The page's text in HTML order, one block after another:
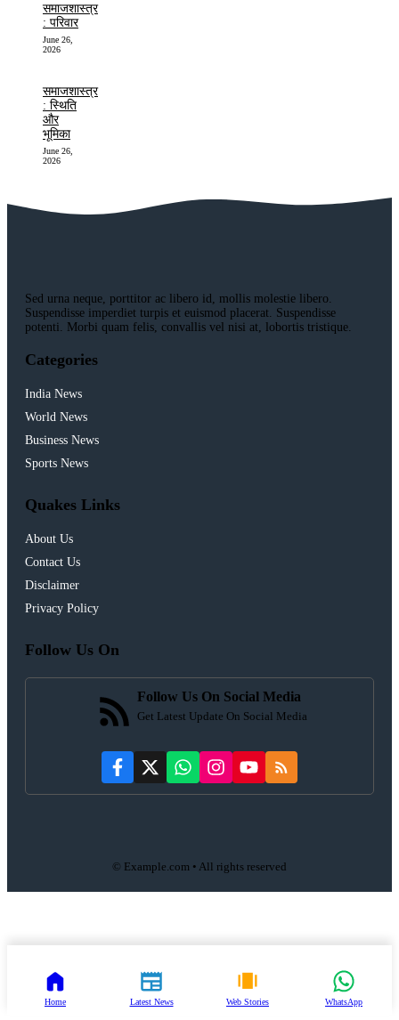
समाजशास्त्र
: परिवार
June 26,
2026
समाजशास्त्र
: स्थिति
और
भूमिका
June 26,
2026
Sed urna neque, porttitor ac libero id, mollis molestie libero.
Suspendisse imperdiet turpis et euismod placerat. Suspendisse
potenti. Morbi quam felis, convallis vel nisi at, lobortis tristique.
Categories
India News
World News
Business News
Sports News
Quakes Links
About Us
Contact Us
Disclaimer
Privacy Policy
Follow Us On
Follow Us On Social Media
Get Latest Update On Social Media
© Example.com • All rights reserved
Home Latest News Web Stories WhatsApp